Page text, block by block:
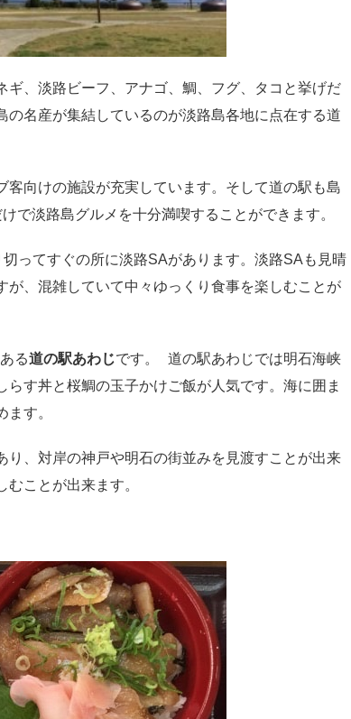
、淡路ビーフ、アナゴ、鯛、フグ、タコと挙げだ
の名産が集結しているのが淡路島各地に点在する道
向けの施設が充実しています。そして道の駅も島
で淡路島グルメを十分満喫することができます。
ってすぐの所に淡路SAがあります。淡路SAも見晴
が、混雑していて中々ゆっくり食事を楽しむことが
る道の駅あわじです。 道の駅あわじでは明石海峡
す丼と桜鯛の玉子かけご飯が人気です。海に囲ま
す。
り、対岸の神戸や明石の街並みを見渡すことが出来
ことが出来ます。
jp.pokke.in/blog/8623